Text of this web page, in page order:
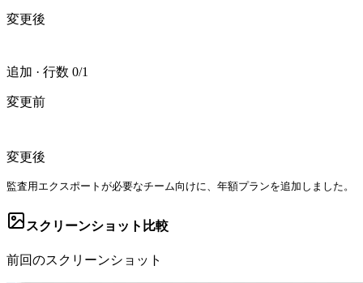
変更後
追加 · 行数 0/1
変更前
変更後
監査用エクスポートが必要なチーム向けに、年額プランを追加しました。
スクリーンショット比較
前回のスクリーンショット